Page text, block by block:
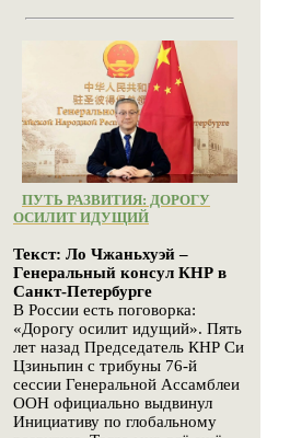
ПУТЬ РАЗВИТИЯ: ДОРОГУ
ОСИЛИТ ИДУЩИЙ
Текст: Ло Чжаньхуэй –
Генеральный консул КНР в
Санкт-Петербурге
В России есть поговорка:
«Дорогу осилит идущий». Пять
лет назад Председатель КНР Си
Цзиньпин с трибуны 76-й
сессии Генеральной Ассамблеи
ООН официально выдвинул
Инициативу по глобальному